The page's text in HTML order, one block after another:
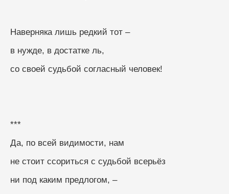
Наверняка лишь редкий тот –
в нужде, в достатке ль,
со своей судьбой согласный человек!
***
Да, по всей видимости, нам
не стоит ссориться с судьбой всерьёз
ни под каким предлогом, –